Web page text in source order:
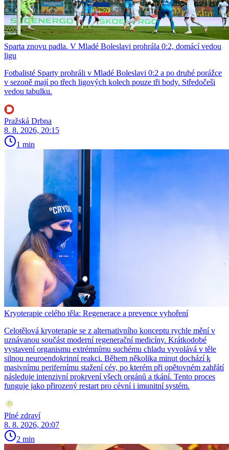
Sparta znovu padla. V Mladé Boleslavi prohrála 0:2, domácí vedou
ligu
Fotbalisté Sparty prohráli v Mladé Boleslavi 0:2 a po druhé porážce
v sezoně mají po třech ligových kolech pouze tři body. Středočeši
vedou tabulku.
Pražská Drbna
8. 8. 2026, 20:15
1 min
Kryoterapie celého těla: Regenerace a prevence vyhoření
Celotělová kryoterapie se z alternativního konceptu rychle mění v
uznávanou součást moderní regenerační medicíny. Krátkodobé
vystavení organismu extrémnímu suchému chladu vyvolává v těle
silnou neuroendokrinní reakci. Během několika minut dochází k
masivnímu perifernímu stažení cév, po kterém při opětovném zahřátí
následuje intenzivní prokrvení všech orgánů a tkání. Tento proces
funguje jako přirozený restart pro cévní i imunitní systém.
Plné zdraví
8. 8. 2026, 20:07
2 min